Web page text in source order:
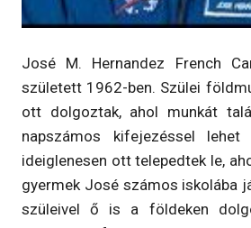
José M. Hernandez French
született 1962-ben. Szülei
ott dolgoztak, ahol munkát
napszámos kifejezéssel
ideiglenesen ott telepedtek le,
gyermek José számos iskolába
szüleivel ő is a földeken